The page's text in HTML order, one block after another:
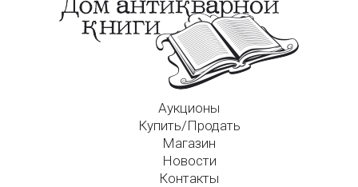
Аукционы
Купить/Продать
Магазин
Новости
Контакты